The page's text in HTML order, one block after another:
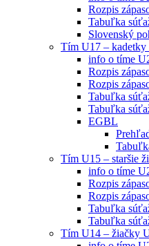
Rozpis
Tabuľka
Slovenský
Tím U17 – kadetky
info o tíme
Rozpis
Rozpis
Tabuľka
Tabuľka
EGBL
Tím U15 – staršie
info o tíme
Rozpis
Rozpis
Tabuľka
Tabuľka
Tím U14 – žiačky